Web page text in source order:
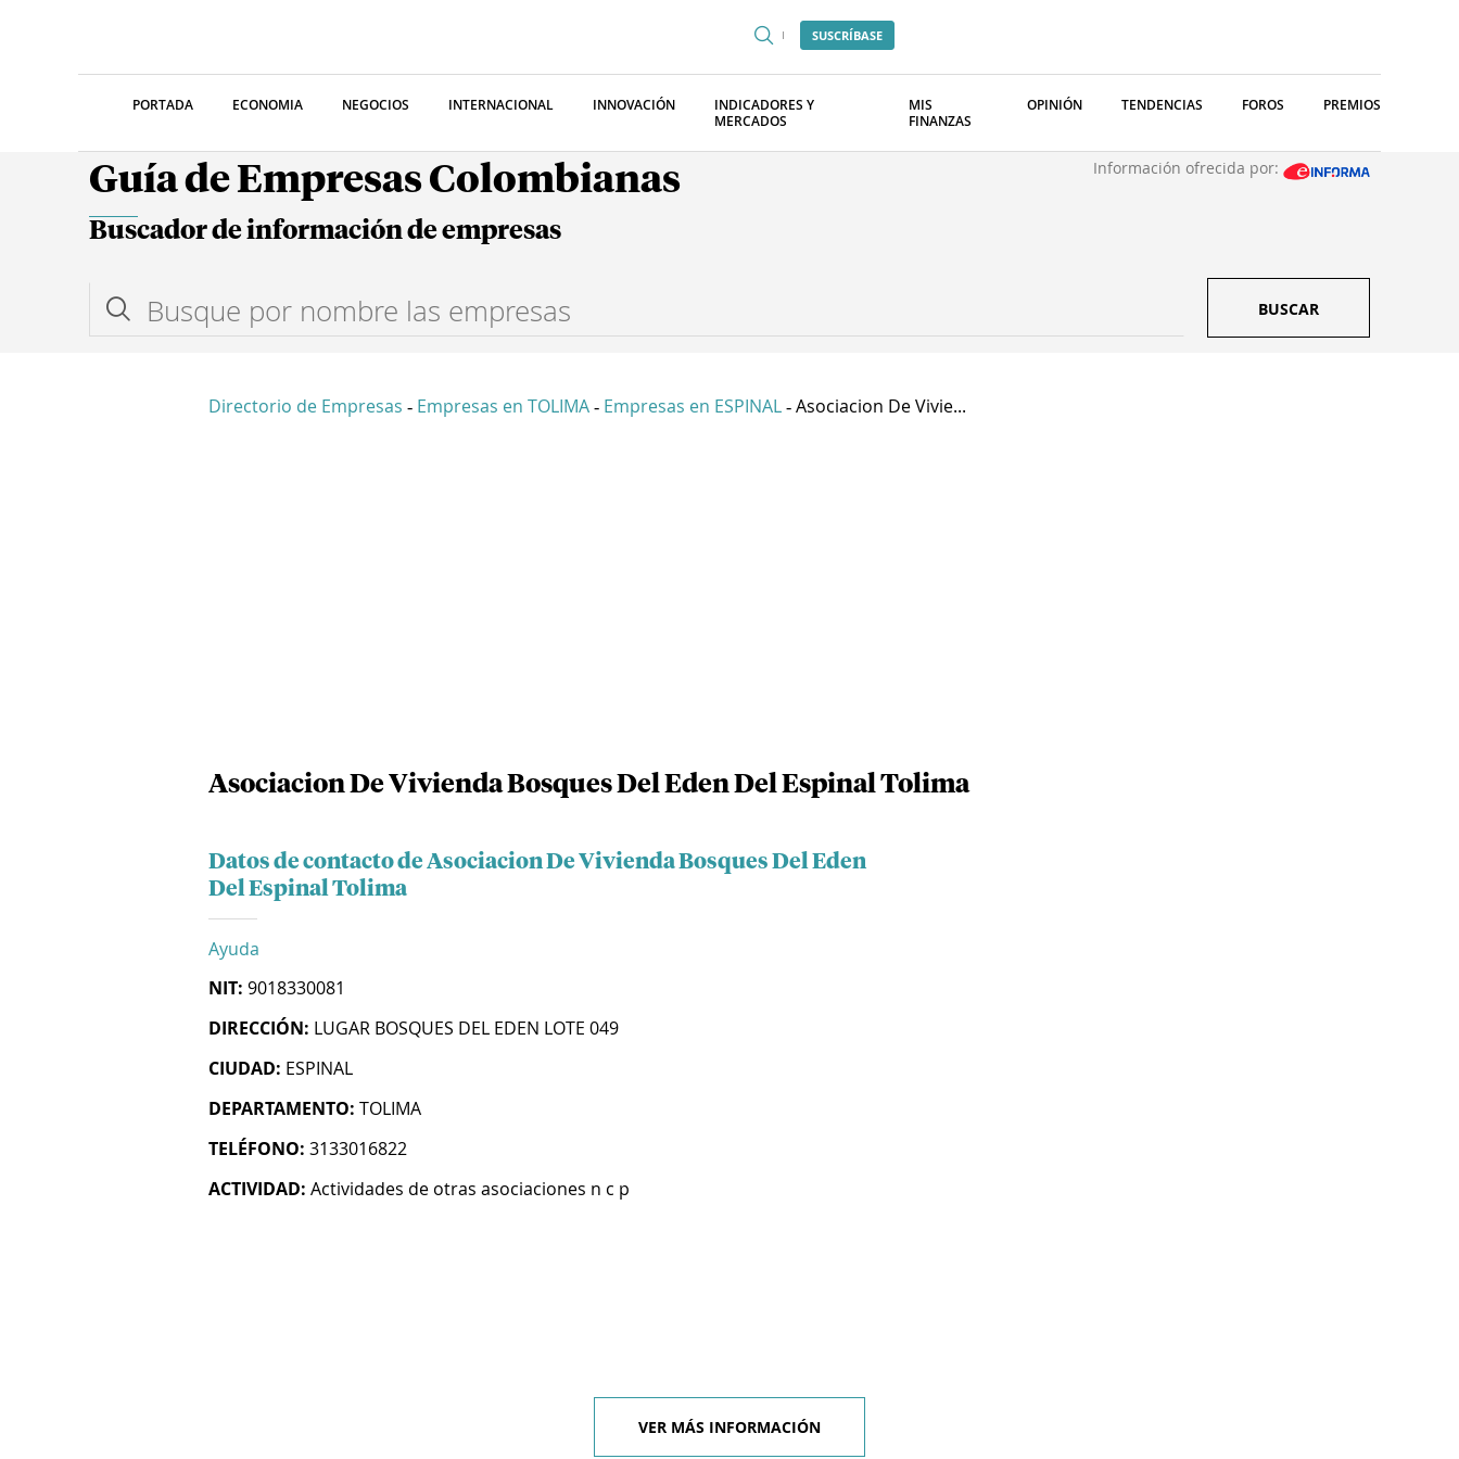
SUSCRÍBASE
PORTADA ECONOMIA NEGOCIOS INTERNACIONAL INNOVACIÓN
INDICADORES Y
MERCADOS
MIS
FINANZAS
OPINIÓN TENDENCIAS FOROS PREMIOS
Guía de Empresas Colombianas Información ofrecida por:
Buscador de información de empresas
BUSCAR
Directorio de Empresas - Empresas en TOLIMA - Empresas en ESPINAL - Asociacion De Vivie...
Asociacion De Vivienda Bosques Del Eden Del Espinal Tolima
Datos de contacto de Asociacion De Vivienda Bosques Del Eden
Del Espinal Tolima
Ayuda
NIT: 9018330081
DIRECCIÓN: LUGAR BOSQUES DEL EDEN LOTE 049
CIUDAD: ESPINAL
DEPARTAMENTO: TOLIMA
TELÉFONO: 3133016822
ACTIVIDAD: Actividades de otras asociaciones n c p
VER MÁS INFORMACIÓN